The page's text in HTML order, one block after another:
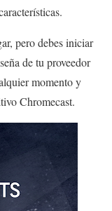
pero debes iniciar
de tu proveedor
momento y
Chromecast.